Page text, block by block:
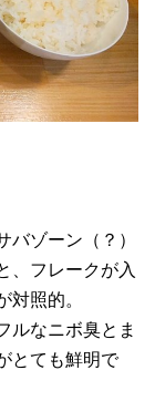
ゾーン（？）
、フレークが入
対照的。
ルなニボ臭とま
とても鮮明で